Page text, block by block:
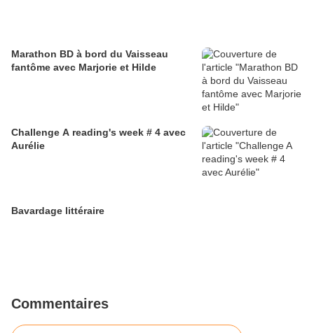
Marathon BD à bord du Vaisseau
fantôme avec Marjorie et Hilde
Challenge A reading's week # 4 avec
Aurélie
Bavardage littéraire
Commentaires